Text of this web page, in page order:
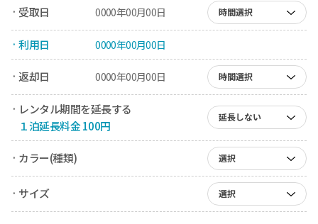
· 受取日 0000年00月00日 時間選択
· 利用日 0000年00月00日
· 返却日 0000年00月00日 時間選択
· レンタル期間を延長する
１泊延長料金 100円
延長しない
· カラー(種類) 選択
· サイズ 選択